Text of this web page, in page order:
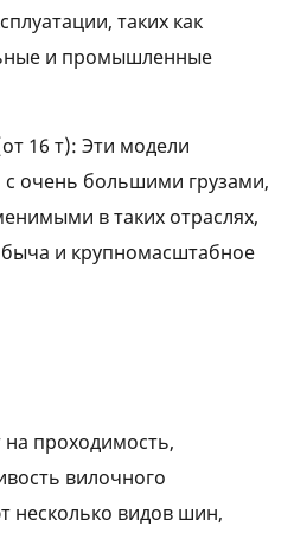
таких как
и промышленные
16 т): Эти модели
с очень большими грузами,
в таких отраслях,
и крупномасштабное
проходимость,
вилочного
несколько видов шин,